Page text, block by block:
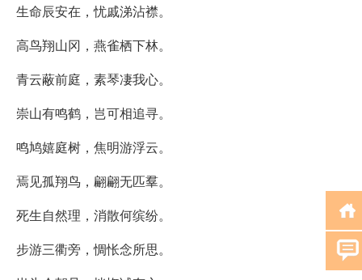
生命辰安在，忧戚涕沾襟。
高鸟翔山冈，燕雀栖下林。
青云蔽前庭，素琴凄我心。
崇山有鸣鹤，岂可相追寻。
鸣鸠嬉庭树，焦明游浮云。
焉见孤翔鸟，翩翩无匹羣。
死生自然理，消散何缤纷。
步游三衢旁，惆怅念所思。